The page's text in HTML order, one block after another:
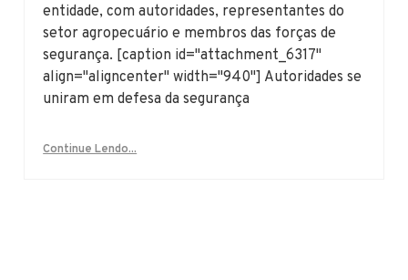
entidade, com autoridades, representantes do
setor agropecuário e membros das forças de
segurança. [caption id="attachment_6317"
align="aligncenter" width="940"] Autoridades se
uniram em defesa da segurança
Continue Lendo...